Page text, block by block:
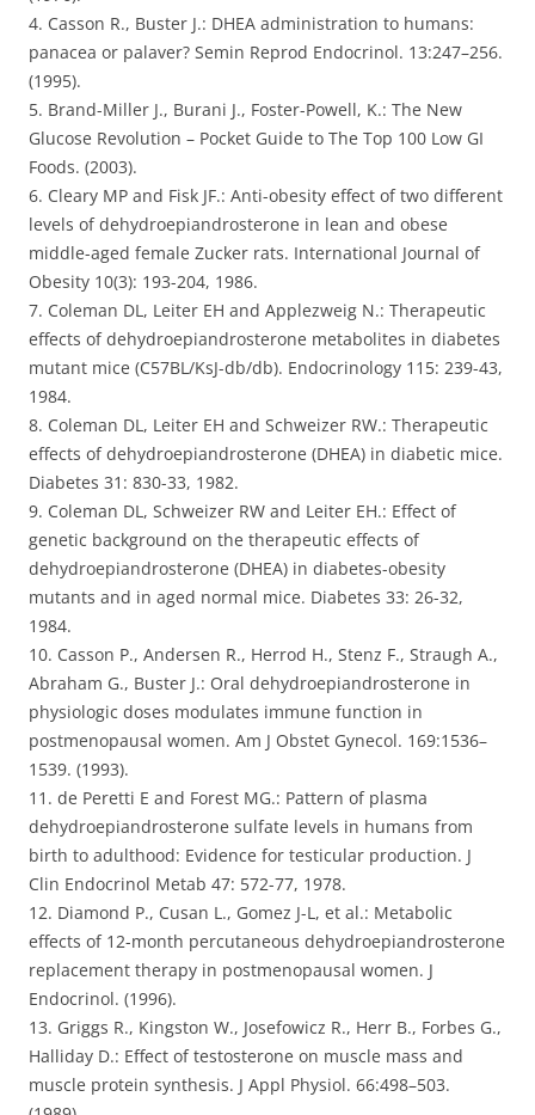
4. Casson R., Buster J.: DHEA administration to humans:
panacea or palaver? Semin Reprod Endocrinol. 13:247–256.
(1995).
5. Brand-Miller J., Burani J., Foster-Powell, K.: The New
Glucose Revolution – Pocket Guide to The Top 100 Low GI
Foods. (2003).
6. Cleary MP and Fisk JF.: Anti-obesity effect of two different
levels of dehydroepiandrosterone in lean and obese
middle-aged female Zucker rats. International Journal of
Obesity 10(3): 193-204, 1986.
7. Coleman DL, Leiter EH and Applezweig N.: Therapeutic
effects of dehydroepiandrosterone metabolites in diabetes
mutant mice (C57BL/KsJ-db/db). Endocrinology 115: 239-43,
1984.
8. Coleman DL, Leiter EH and Schweizer RW.: Therapeutic
effects of dehydroepiandrosterone (DHEA) in diabetic mice.
Diabetes 31: 830-33, 1982.
9. Coleman DL, Schweizer RW and Leiter EH.: Effect of
genetic background on the therapeutic effects of
dehydroepiandrosterone (DHEA) in diabetes-obesity
mutants and in aged normal mice. Diabetes 33: 26-32,
1984.
10. Casson P., Andersen R., Herrod H., Stenz F., Straugh A.,
Abraham G., Buster J.: Oral dehydroepiandrosterone in
physiologic doses modulates immune function in
postmenopausal women. Am J Obstet Gynecol. 169:1536–
1539. (1993).
11. de Peretti E and Forest MG.: Pattern of plasma
dehydroepiandrosterone sulfate levels in humans from
birth to adulthood: Evidence for testicular production. J
Clin Endocrinol Metab 47: 572-77, 1978.
12. Diamond P., Cusan L., Gomez J-L, et al.: Metabolic
effects of 12-month percutaneous dehydroepiandrosterone
replacement therapy in postmenopausal women. J
Endocrinol. (1996).
13. Griggs R., Kingston W., Josefowicz R., Herr B., Forbes G.,
Halliday D.: Effect of testosterone on muscle mass and
muscle protein synthesis. J Appl Physiol. 66:498–503.